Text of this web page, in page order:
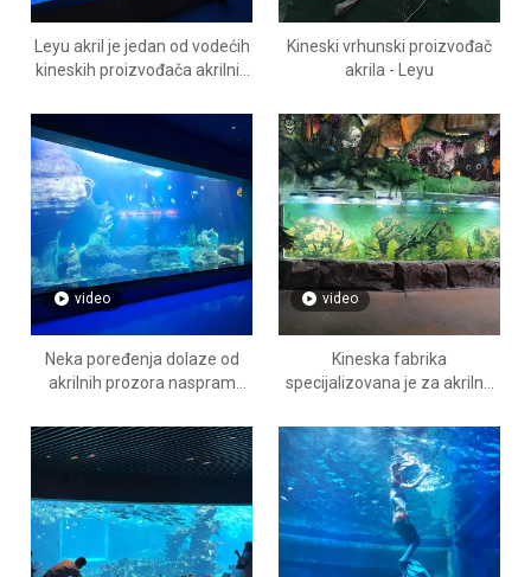
Leyu akril je jedan od vodećih
kineskih proizvođača akrilnih
Kineski vrhunski proizvođač
akrila - Leyu
video
Neka poređenja dolaze od
akrilnih prozora naspram
video
Kineska fabrika
specijalizovana je za akrilne
oceanarijum .- leyu